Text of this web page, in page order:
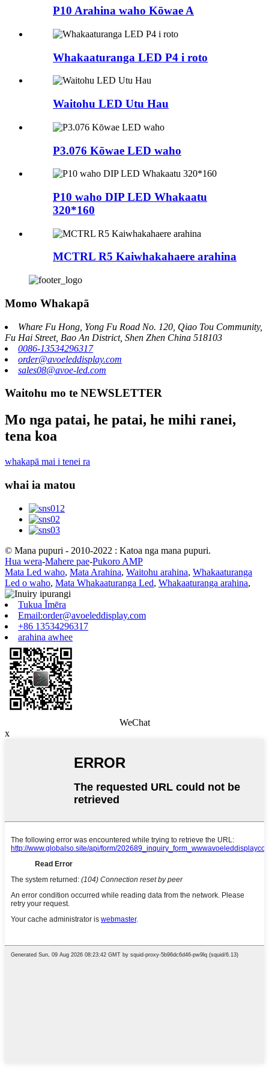
P10 Arahina waho Kōwae A
Whakaaturanga LED P4 i roto
Waitohu LED Utu Hau
P3.076 Kōwae LED waho
P10 waho DIP LED Whakaatu
320*160
MCTRL R5 Kaiwhakahaere arahina
Momo Whakapā
Whare Fu Hong, Yong Fu Road No. 120, Qiao Tou Community,
Fu Hai Street, Bao An District, Shen Zhen China 518103
0086-13534296317
order@avoeleddisplay.com
sales08@avoe-led.com
Waitohu mo te NEWSLETTER
Mo nga patai, he patai, he mihi ranei,
tena koa
whakapā mai i tenei ra
whai ia matou
© Mana pupuri - 2010-2022 : Katoa nga mana pupuri.
Hua wera-Mahere pae-Pukoro AMP
Mata Led waho, Mata Arahina, Waitohu arahina, Whakaaturanga
Led o waho, Mata Whakaaturanga Led, Whakaaturanga arahina,
Tukua Īmēra
Email:order@avoeleddisplay.com
+86 13534296317
arahina awhee
WeChat
x